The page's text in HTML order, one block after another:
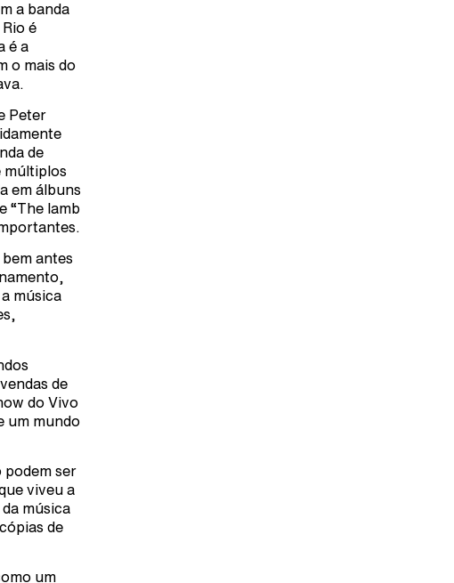
a banda
é
é a
o mais do
Peter
de
múltiplos
em álbuns
“The lamb
antes
música
de
do Vivo
um mundo
podem ser
viveu a
música
de
um